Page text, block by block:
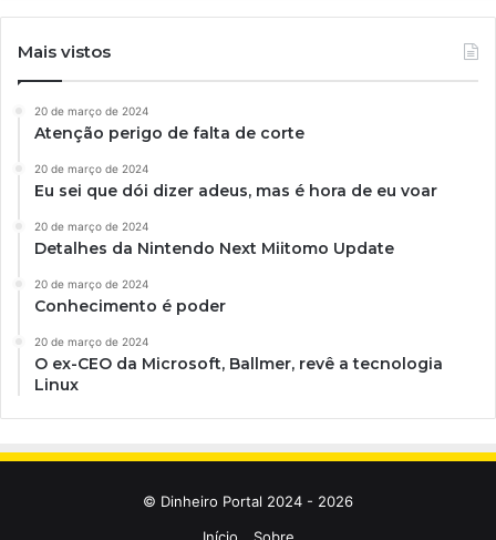
Mais vistos
20 de março de 2024
Atenção perigo de falta de corte
20 de março de 2024
Eu sei que dói dizer adeus, mas é hora de eu voar
20 de março de 2024
Detalhes da Nintendo Next Miitomo Update
20 de março de 2024
Conhecimento é poder
20 de março de 2024
O ex-CEO da Microsoft, Ballmer, revê a tecnologia
Linux
© Dinheiro Portal 2024 - 2026
Início
Sobre